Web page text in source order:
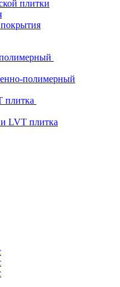
плитки
полимерный
плитка
LVT плитка